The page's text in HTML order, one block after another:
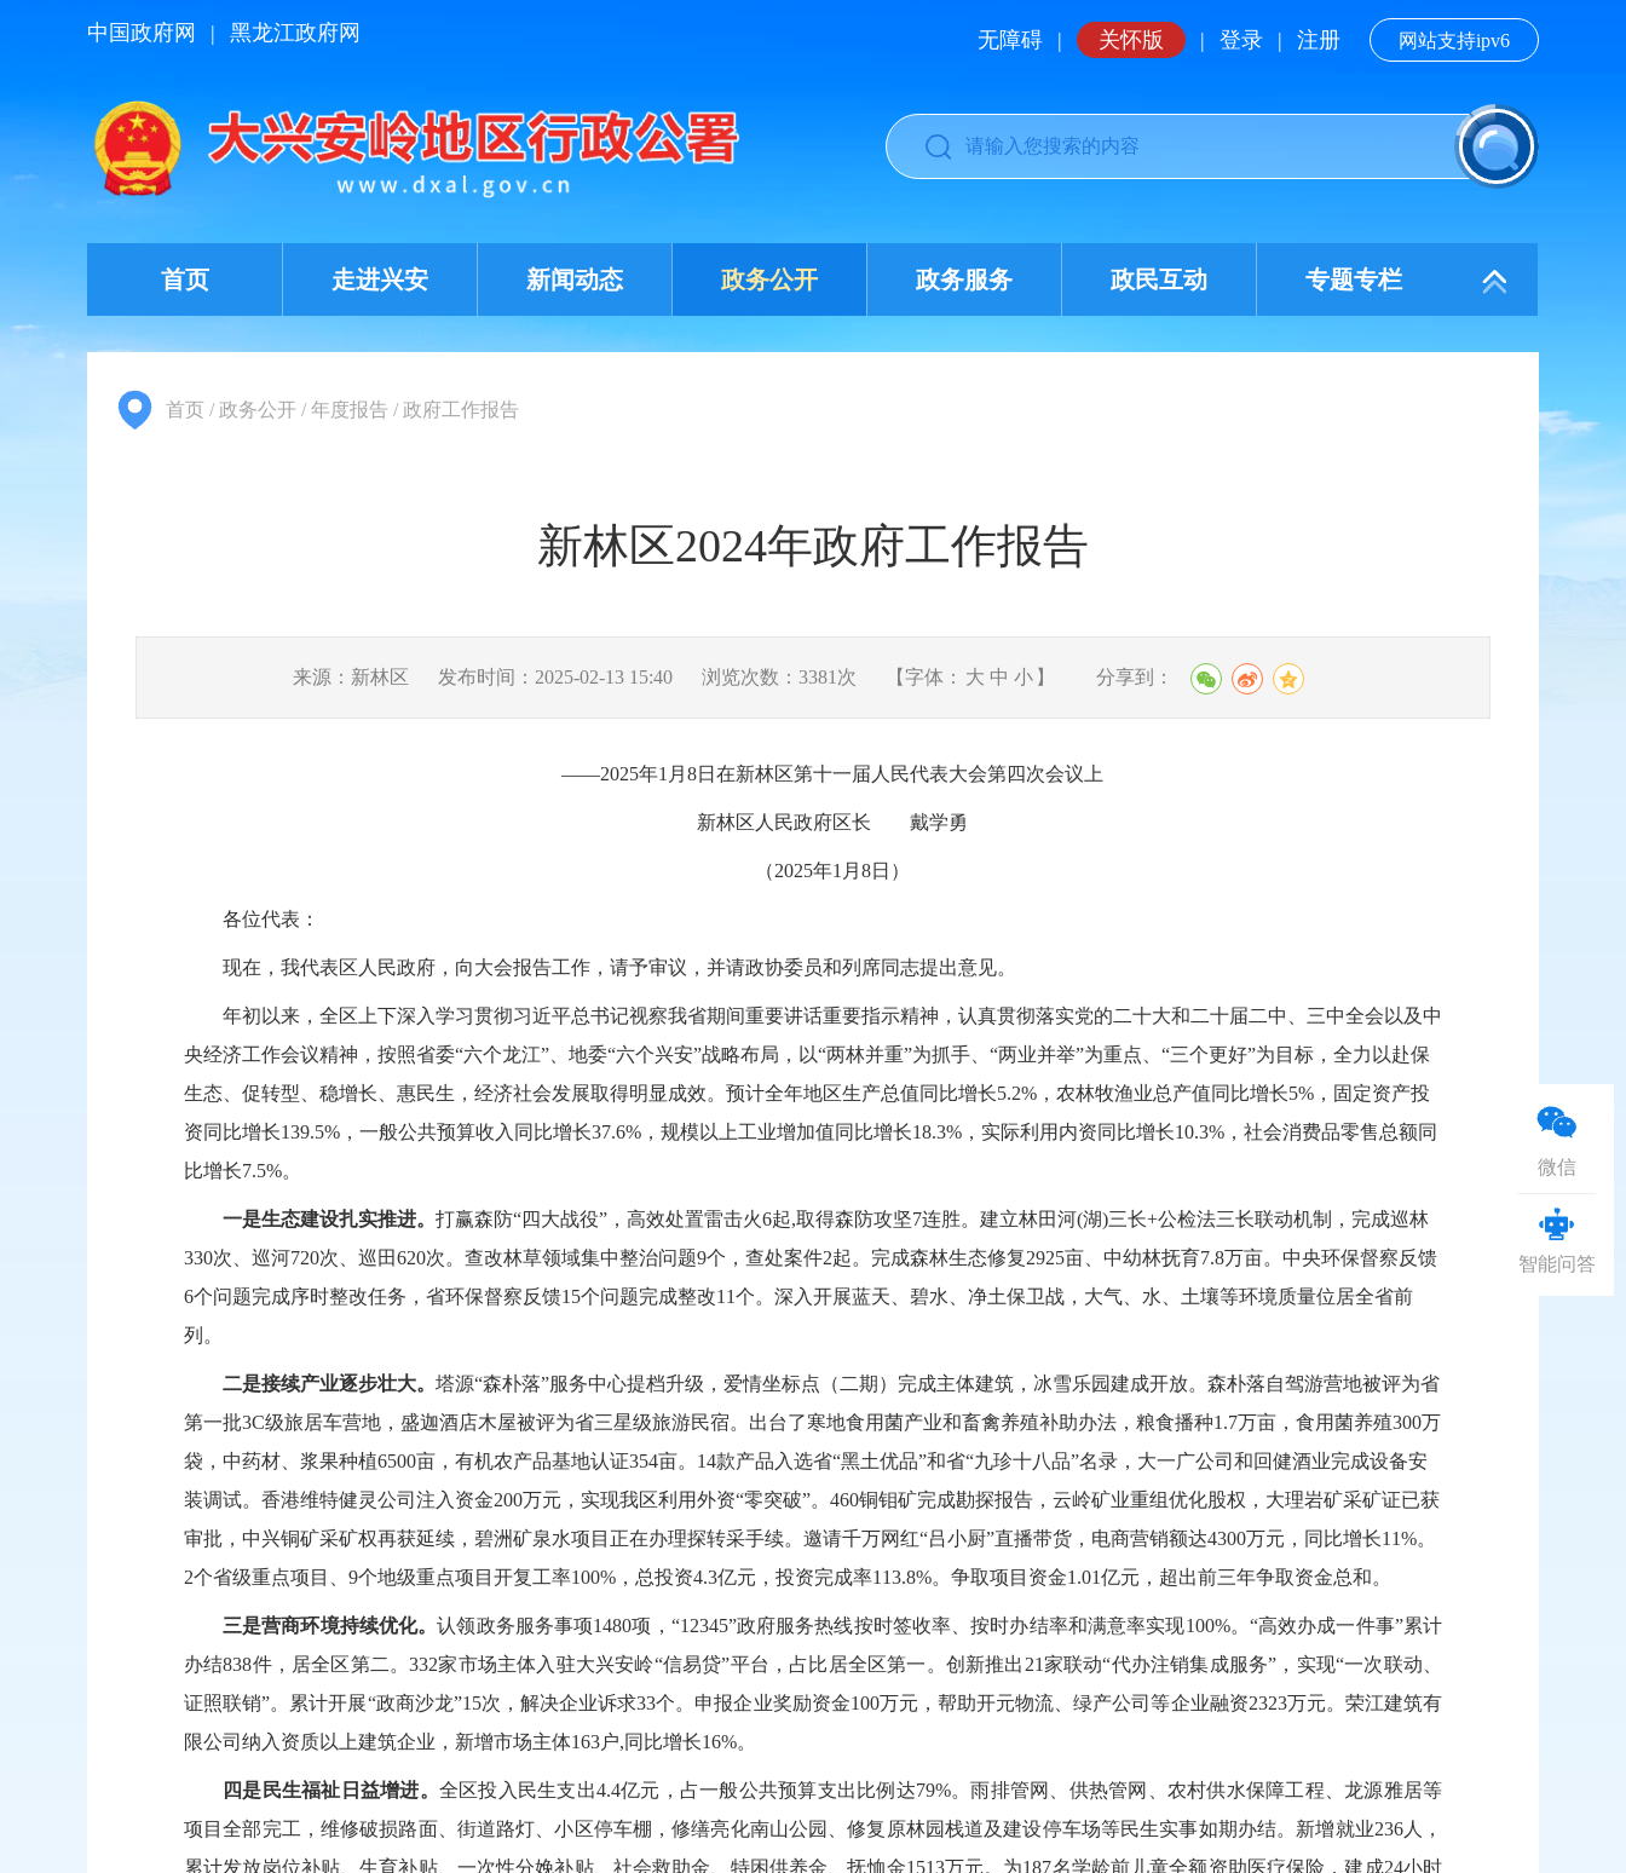
中国政府网 | 黑龙江政府网 无障碍 | 关怀版 | 登录 | 注册 网站支持ipv6
首页 走进兴安 新闻动态 政务公开 政务服务 政民互动 专题专栏
首页 /政务公开 /年度报告 /政府工作报告
新林区2024年政府工作报告
来源：新林区 发布时间：2025-02-13 15:40 浏览次数： 3381次 【字体： 大 中 小 】 分享到：
——2025年1月8日在新林区第十一届人民代表大会第四次会议 上
新林区人民政府区长 戴学勇
（2025年1 月 8日 ）
各位代表：
现在，我代表区人民政府，向大会报告工作，请予审议，并请政协委员和列席同志提出意见。
年初以来，全区上下深入学习贯彻习近平总书记视察我省期间重要讲话重要指示精神 ，认真贯彻落实党的二十大和二十届二中、三中全会以及中
央经济工作会议精神， 按照省委“六个龙江”、 地委“六个兴安”战略布局，以“两林并重”为抓手、“两业并举”为重点、“三个更好”为目标， 全力以赴保
生态、促转型、稳增长、惠民生，经济社会发展取得明 显成效。 预计全年地区生产总值同比增长5.2%，农林牧渔业总产值同比增长5%，固定资产投
资同比增长139.5%，一般公共预算收入同比增长37.6%，规模以上工业增加值同比增长18.3%，实际利用内资同比增长10.3%，社会消费品零售总额同
比增长7.5%。
一是生态建设扎实推进。 打赢森防“四大战役”，高效处置雷击火6起,取得森防攻坚7连胜。 建立林田河(湖)三长+公检法三长联动机制，完成巡林
330次、巡河720次、巡田620次。查改林草领域集中整治问题9个，查处案件2起。完成森林生态修复2925亩、中幼林抚育7.8万亩。中央环保督察反馈
6个问题完成序时整改任务，省环保督察反馈15个问题完成整改11个。 深入开展蓝天、碧水、净土保卫战 ，大气、水、土壤等环境质量位居全省前
列。
二是接续产业逐步壮大。 塔源“森朴落”服务中心提档升级，爱情坐标点（二期）完成主体建筑，冰雪乐园建成开放。森朴落自驾游营地被评为省
第一批3C级旅居车营地，盛迦酒店木屋被评为省三星级旅游民宿。 出台了寒地食用菌产业和畜禽养殖补助办法，粮食播种1.7万亩，食用菌养殖300万
袋， 中药材、浆果种植6500亩，有机农产品基地认证354亩。 14款产品入选省“黑土优品”和省“九珍十八品”名录 ，大一广公司和回健酒业完成设备安
装调试。香港维特健灵公司注入 资金200万元，实现我区利用外资“零突破”。 460铜钼矿完成勘探报告，云岭矿业重组优化股权，大理岩矿采矿证已获
审批，中兴铜矿采矿权再获延续，碧洲矿泉水项目正在办理探转采手续。邀请千万网红“吕小厨”直播带货，电商营销额达4300万元，同比增长11%。
2个省级重点项目、9个地级重点项目开复工率100%，总投资4.3亿元，投资完成率113.8%。争取项目资金1.01亿元，超出前三年争取资金总和。
三是营商环境持续优化。认领政务服务事项1480项，“12345”政府服务热线按时签收率、按时办结率和满意率实现100%。“高效办成一件事”累计
办结838件， 居全区第二 。332家市场主体入驻大兴安岭“信易贷”平台，占比居全区第一。创新推出21家联动“代办注销集成服务”，实现“一次联动、
证照联销”。累计开展“政商沙龙”15次 ，解决企业诉求33个。申报企业奖励资金100万元，帮助开元物流、绿产公司等企业融资2323万元。荣江建筑有
限公司纳入资质以上建筑企业，新增市场主体163户,同比增长16%。
四是民生福祉日益增进。 全区投入 民生支出4.4亿元 ， 占一般公共预算支出 比例达79%。雨排管网、供热管网、农村供水保障工程、龙源雅居等
项目全部完工，维修破损路面、街道路灯、小区停车棚，修缮亮化南山公园、修复原林园栈道及建设停车场等民生实事如期办结。新增就业236人，
累计发放岗位补贴、生育补贴、一次性分娩补贴、社会救助金、特困供养金、抚恤金1513万元。为187名学龄前儿童全额资助医疗保险，建成24小时
微信
智能问答